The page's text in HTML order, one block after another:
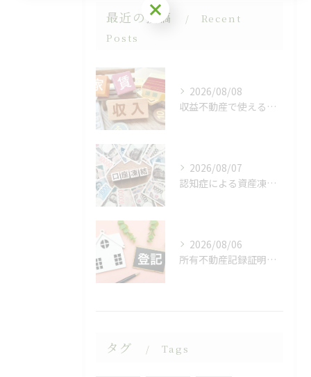
最近の投稿
Recent
Posts
2026/08/08
収益不動産で使える相続対策
2026/08/07
認知症による資産凍結（デッドロック）
2026/08/06
所有不動産記録証明制度
タグ Tags
お問い合わせはこちら